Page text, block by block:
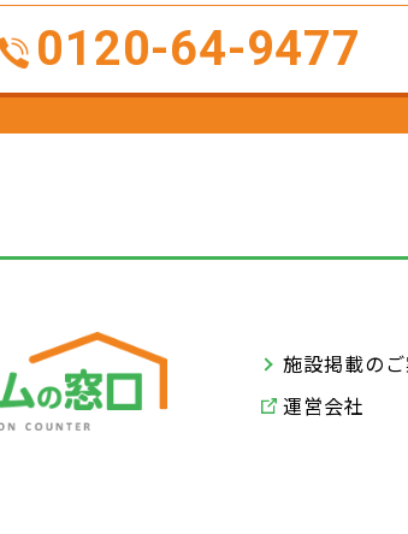
0120-64-9477
施設掲載の
運営会社